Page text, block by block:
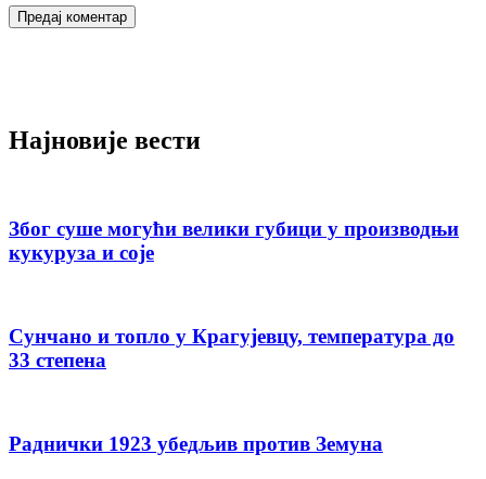
Најновије вести
Због суше могући велики губици у производњи
кукуруза и соје
Сунчано и топло у Крагујевцу, температура до
33 степена
Раднички 1923 убедљив против Земуна